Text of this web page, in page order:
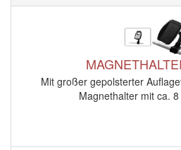
Mit großer gepolsterter
Magnethalter mit ca. 8